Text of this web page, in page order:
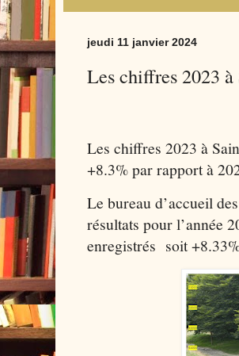
jeudi 11 janvier 2024
Les chiffres 2023
Les chiffres 2023 à
+8.3% par rapport à
Le bureau d’accueil
résultats pour l’année
enregistrés soit